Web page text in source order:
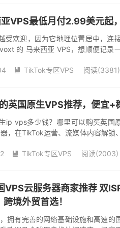
VPS最低月付2.99美元起
受欢迎，因为它地理位置居中，连
的 马来西亚 VPS，想顺便记录
 TikTok专区VPS 阅读(3381)
英国原生VPS推荐，便宜+
ip vps多少钱？哪里可以购买英国
，在TikTok运营、流媒体内容解锁
 TikTok专区VPS 阅读(2003)
云服务器商家推荐 双
境外贸首选！
拥有完善的网络基础设施和高速的